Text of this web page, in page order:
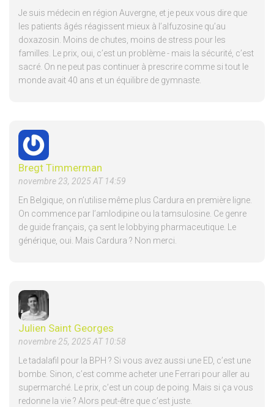
Je suis médecin en région Auvergne, et je peux vous dire que
les patients âgés réagissent mieux à l’alfuzosine qu’au
doxazosin. Moins de chutes, moins de stress pour les
familles. Le prix, oui, c’est un problème - mais la sécurité, c’est
sacré. On ne peut pas continuer à prescrire comme si tout le
monde avait 40 ans et un équilibre de gymnaste.
Bregt Timmerman
novembre 23, 2025 AT 14:59
En Belgique, on n’utilise même plus Cardura en première ligne.
On commence par l’amlodipine ou la tamsulosine. Ce genre
de guide français, ça sent le lobbying pharmaceutique. Le
générique, oui. Mais Cardura ? Non merci.
Julien Saint Georges
novembre 25, 2025 AT 10:58
Le tadalafil pour la BPH ? Si vous avez aussi une ED, c’est une
bombe. Sinon, c’est comme acheter une Ferrari pour aller au
supermarché. Le prix, c’est un coup de poing. Mais si ça vous
redonne la vie ? Alors peut-être que c’est juste.